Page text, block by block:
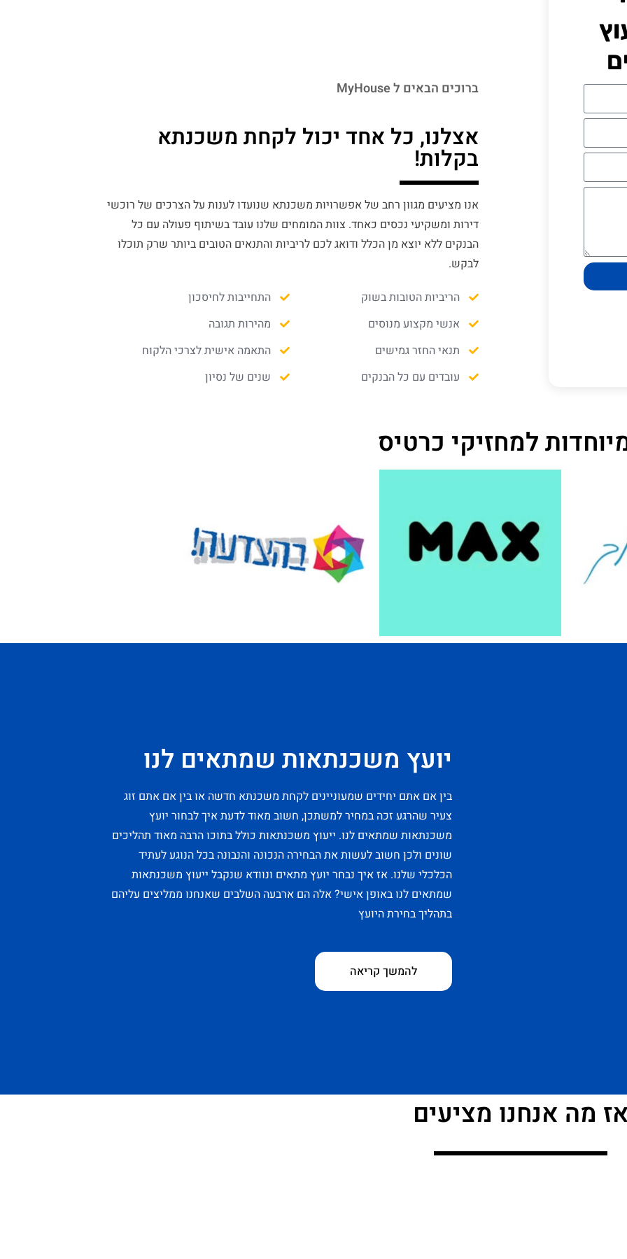
ברוכים הבאים ל MyHouse
אצלנו, כל אחד יכול לקחת משכנתא
בקלות!
אנו מציעים מגוון רחב של אפשרויות משכנתא שנועדו לענות על הצרכים של רוכשי
דירות ומשקיעי נכסים כאחד. צוות המומחים שלנו עובד בשיתוף פעולה עם כל
הבנקים ללא יוצא מן הכלל ודואג לכם לריביות והתנאים הטובים ביותר שרק תוכלו
לבקש.
הריביות הטובות בשוק
אנשי מקצוע מנוסים
תנאי החזר גמישים
עובדים עם כל הבנקים
התחייבות לחיסכון
מהירות תגובה
התאמה אישית לצרכי הלקוח
שנים של נסיון
למחזיקי כרטיס
יועץ משכנתאות שמתאים לנו
בין אם אתם יחידים שמעוניינים לקחת משכנתא חדשה או בין אם אתם זוג
צעיר שהרגע זכה במחיר למשתכן, חשוב מאוד לדעת איך לבחור יועץ
משכנתאות שמתאים לנו. ייעוץ משכנתאות כולל בתוכו הרבה מאוד תהליכים
שונים ולכן חשוב לעשות את הבחירה הנכונה והנבונה בכל הנוגע לעתיד
הכלכלי שלנו. אז איך נבחר יועץ מתאים ונוודא שנקבל ייעוץ משכנתאות
שמתאים לנו באופן אישי? אלה הם ארבעה השלבים שאנחנו ממליצים עליהם
בתהליך בחירת היועץ
להמשך קריאה
מה אנחנו מציעים